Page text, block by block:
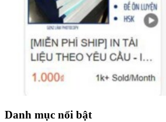
Danh mục nổi bật